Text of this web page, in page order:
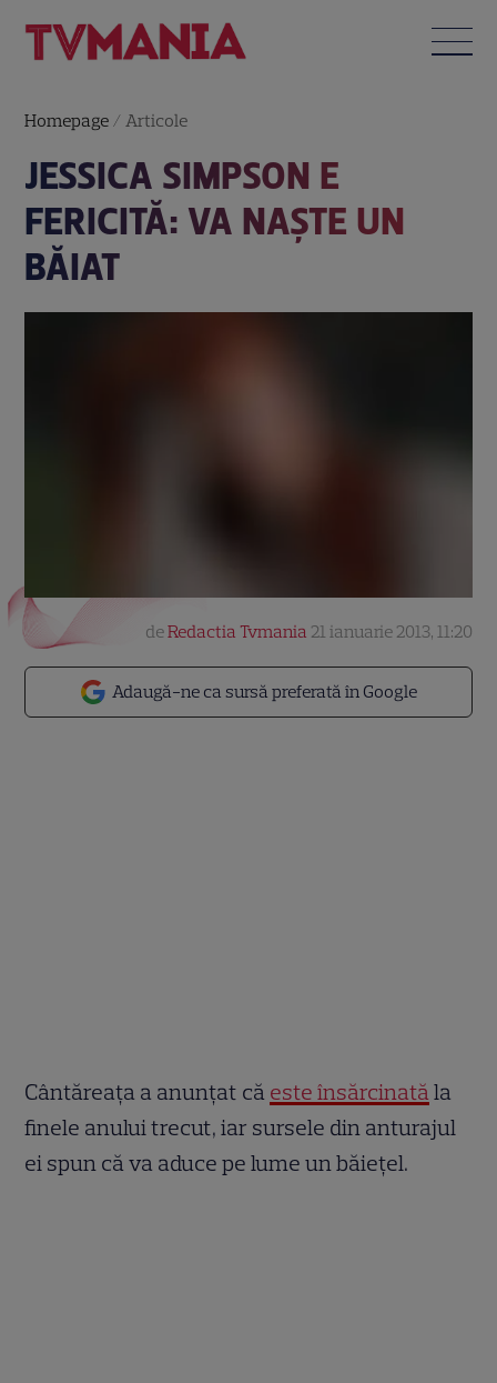
Homepage / Articole
JESSICA SIMPSON E
FERICITĂ: VA NAŞTE UN
BĂIAT
Adaugă-ne ca sursă preferată în Google
deRedactia Tvmania 21 ianuarie 2013, 11:20
Cântăreaţa a anunţat că este însărcinată la
finele anului trecut, iar sursele din anturajul
ei spun că va aduce pe lume un băieţel.